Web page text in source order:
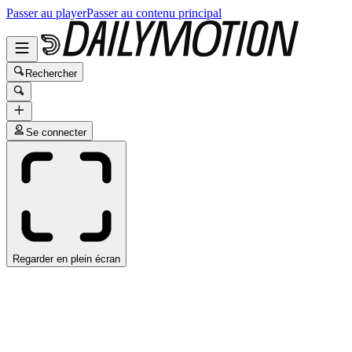
Passer au playerPasser au contenu principal
Rechercher
Se connecter
Regarder en plein écran